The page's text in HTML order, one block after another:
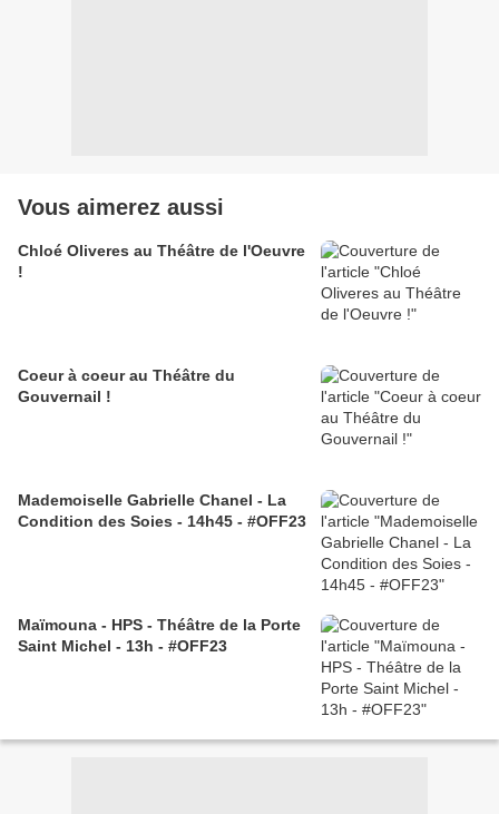
Vous aimerez aussi
Chloé Oliveres au Théâtre de l'Oeuvre
!
Coeur à coeur au Théâtre du
Gouvernail !
Mademoiselle Gabrielle Chanel - La
Condition des Soies - 14h45 - #OFF23
Maïmouna - HPS - Théâtre de la Porte
Saint Michel - 13h - #OFF23